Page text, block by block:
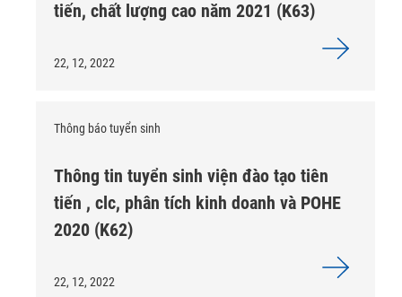
tiến, chất lượng cao năm 2021 (K63)
22, 12, 2022
Thông báo tuyển sinh
Thông tin tuyển sinh viện đào tạo tiên
tiến , clc, phân tích kinh doanh và POHE
2020 (K62)
22, 12, 2022